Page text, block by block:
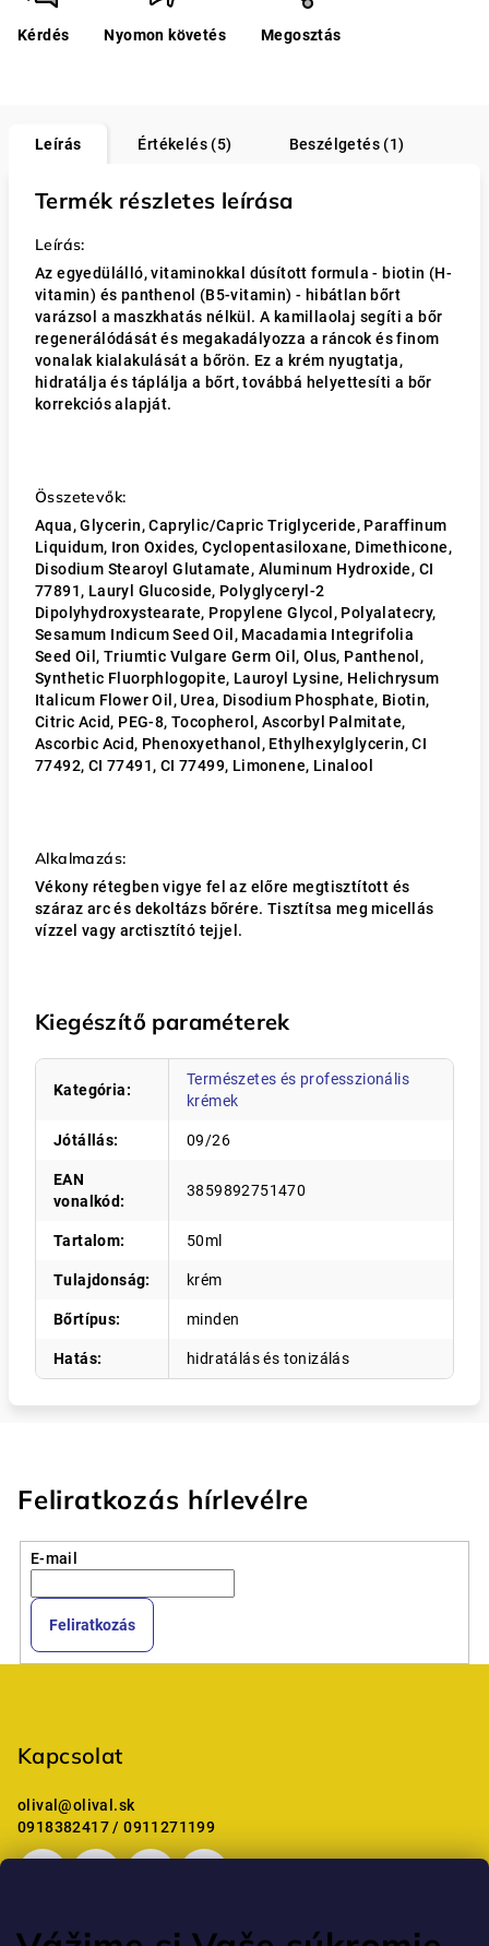
Kérdés Nyomon követés Megosztás
Leírás Értékelés (5) Beszélgetés (1)
Termék részletes leírása
Leírás:
Az egyedülálló, vitaminokkal dúsított formula - biotin (H-
vitamin) és panthenol (B5-vitamin) - hibátlan bőrt
varázsol a maszkhatás nélkül. A kamillaolaj segíti a bőr
regenerálódását és megakadályozza a ráncok és finom
vonalak kialakulását a bőrön. Ez a krém nyugtatja,
hidratálja és táplálja a bőrt, továbbá helyettesíti a bőr
korrekciós alapját.
Összetevők:
Aqua, Glycerin, Caprylic/Capric Triglyceride, Paraffinum
Liquidum, Iron Oxides, Cyclopentasiloxane, Dimethicone,
Disodium Stearoyl Glutamate, Aluminum Hydroxide, CI
77891, Lauryl Glucoside, Polyglyceryl-2
Dipolyhydroxystearate, Propylene Glycol, Polyalatecry,
Sesamum Indicum Seed Oil, Macadamia Integrifolia
Seed Oil, Triumtic Vulgare Germ Oil, Olus, Panthenol,
Synthetic Fluorphlogopite, Lauroyl Lysine, Helichrysum
Italicum Flower Oil, Urea, Disodium Phosphate, Biotin,
Citric Acid, PEG-8, Tocopherol, Ascorbyl Palmitate,
Ascorbic Acid, Phenoxyethanol, Ethylhexylglycerin, CI
77492, CI 77491, CI 77499, Limonene, Linalool
Alkalmazás:
Vékony rétegben vigye fel az előre megtisztított és
száraz arc és dekoltázs bőrére. Tisztítsa meg micellás
vízzel vagy arctisztító tejjel.
Kiegészítő paraméterek
Kategória:
Természetes és professzionális
krémek
Jótállás: 09/26
EAN
vonalkód:
3859892751470
Tartalom: 50ml
Tulajdonság: krém
Bőrtípus: minden
Hatás: hidratálás és tonizálás
Feliratkozás hírlevélre
E-mail
Feliratkozás
Kapcsolat
olival@olival.sk
0918382417 / 0911271199